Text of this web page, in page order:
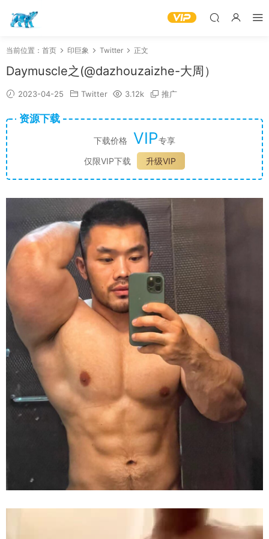
当前位置： 首页 印巨象 Twitter 正文
Daymuscle之(@dazhouzaizhe-大周）
2023-04-25 Twitter 3.12k 推广
资源下载
下载价格 VIP专享
仅限VIP下载
升级VIP